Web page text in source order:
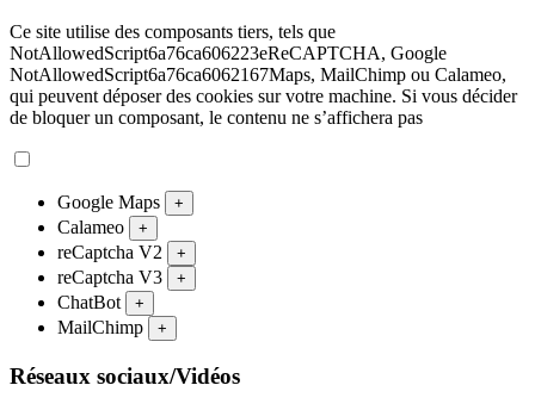
Ce site utilise des composants tiers, tels que
NotAllowedScript6a76ca606223eReCAPTCHA, Google
NotAllowedScript6a76ca6062167Maps, MailChimp ou Calameo,
qui peuvent déposer des cookies sur votre machine. Si vous décider
de bloquer un composant, le contenu ne s’affichera pas
Google Maps +
Calameo +
reCaptcha V2 +
reCaptcha V3 +
ChatBot +
MailChimp +
Réseaux sociaux/Vidéos